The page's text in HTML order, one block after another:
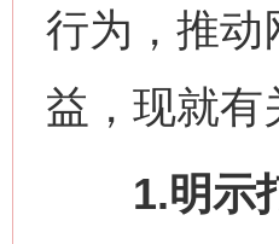
行为，推动
益，现就有
1.明示打